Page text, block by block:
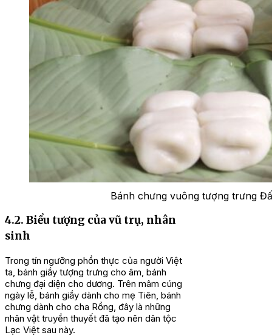
Bánh chưng vuông tượng trưng
4.2. Biểu tượng của vũ trụ, nhân
sinh
Trong tín ngưỡng phồn thực của người Việt
ta, bánh giầy tượng trưng cho âm, bánh
chưng đại diện cho dương. Trên mâm cúng
ngày lễ, bánh giầy dành cho mẹ Tiên, bánh
chưng dành cho cha Rồng, đây là những
nhân vật truyền thuyết đã tạo nên dân tộc
Lạc Việt sau này.